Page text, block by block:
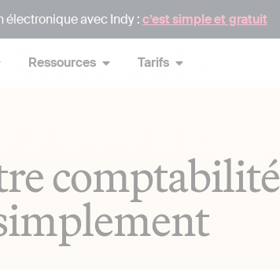
électronique avec Indy :c’est simple et gratuit
Ressources Tarifs
comptabilité